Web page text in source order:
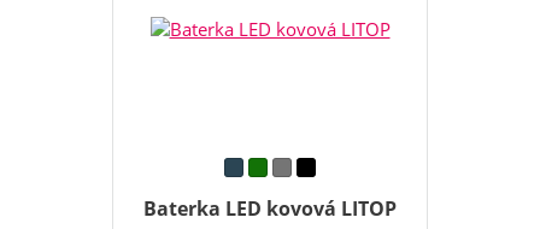
Baterka LED kovová LITOP